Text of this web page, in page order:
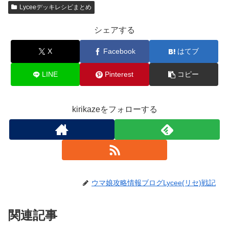
Lyceeデッキレシピまとめ
シェアする
X Facebook はてブ
LINE Pinterest コピー
kirikazeをフォローする
ウマ娘攻略情報ブログLycee(リセ)戦記
関連記事